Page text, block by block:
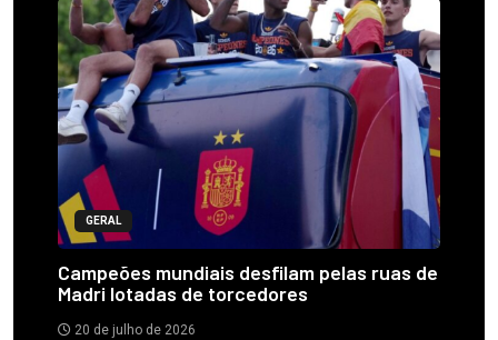
GERAL
Campeões mundiais desfilam pelas ruas de
Madri lotadas de torcedores
20 de julho de 2026